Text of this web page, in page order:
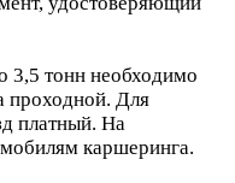
3,5 тонн необходимо
проходной. Для
платный. На
каршеринга.